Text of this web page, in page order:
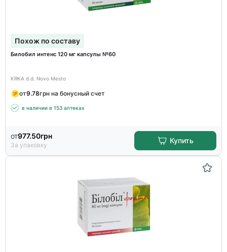
Похож по составу
Билобил интенс 120 мг капсулы №60
KRKA d.d. Novo Mesto
от9.78грн на бонусный счет
в наличии в 153 аптеках
от977.50грн
За упаковку
Купить